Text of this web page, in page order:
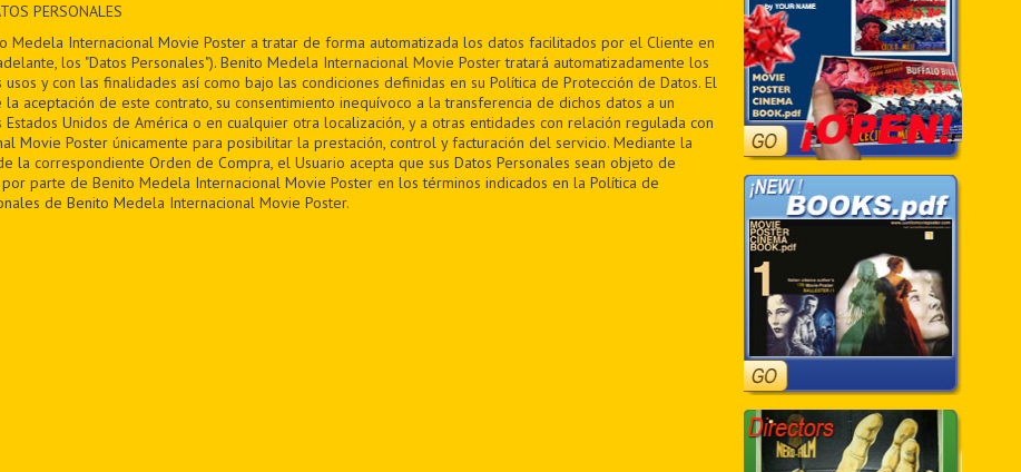
PERSONALES
Medela Internacional Movie Poster a tratar de forma automatizada los datos facilitados por el Cliente en
los "Datos Personales"). Benito Medela Internacional Movie Poster tratará automatizadamente los
y con las finalidades así como bajo las condiciones definidas en su Política de Protección de Datos. El
aceptación de este contrato, su consentimiento inequívoco a la transferencia de dichos datos a un
Unidos de América o en cualquier otra localización, y a otras entidades con relación regulada con
Movie Poster únicamente para posibilitar la prestación, control y facturación del servicio. Mediante la
la correspondiente Orden de Compra, el Usuario acepta que sus Datos Personales sean objeto de
parte de Benito Medela Internacional Movie Poster en los términos indicados en la Política de
de Benito Medela Internacional Movie Poster.